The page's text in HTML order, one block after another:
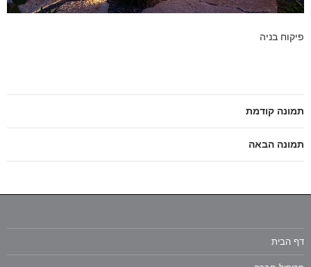
פיקוח בניה
תמונה קודמת
תמונה הבאה
דף הבית